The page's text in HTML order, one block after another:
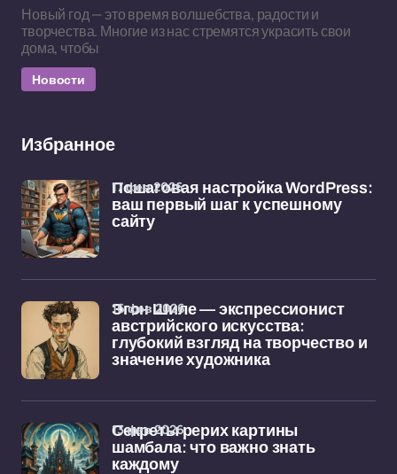
Новый год — это время волшебства, радости и
творчества. Многие из нас стремятся украсить свои
дома, чтобы
Новости
Избранное
Пошаговая настройка WordPress:
ваш первый шаг к успешному
сайту
17 фев 2026
Эгон Шиле — экспрессионист
австрийского искусства:
глубокий взгляд на творчество и
значение художника
16 фев 2026
Секреты рерих картины
шамбала: что важно знать
каждому
13 фев 2026